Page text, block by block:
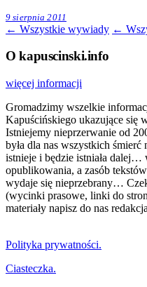
9 sierpnia 2011
← Wszystkie wywiady ←
O kapuscinski.info
więcej informacji
Gromadzimy wszelkie
Kapuścińskiego ukazujące się
Istniejemy nieprzerwanie od
była dla nas wszystkich śmierć
istnieje i będzie istniała dalej…
opublikowania, a zasób
wydaje się nieprzebrany…
(wycinki prasowe, linki do
materiały napisz do nas
Polityka prywatności.
Ciasteczka.